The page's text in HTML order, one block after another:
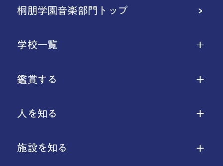
桐朋学園音楽部門トップ
学校一覧
鑑賞する
人を知る
施設を知る